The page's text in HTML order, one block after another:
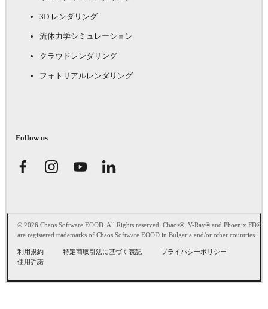
3D レンダリング
流体力学シミュレーション
クラウドレンダリング
フォトリアルレンダリング
Follow us
© 2026 Chaos Software EOOD. All Rights reserved. Chaos®, V-Ray® and Phoenix FD®
are registered trademarks of Chaos Software EOOD in Bulgaria and/or other countries.
利用規約 特定商取引法に基づく表記
プライバシーポリシー
使用許諾